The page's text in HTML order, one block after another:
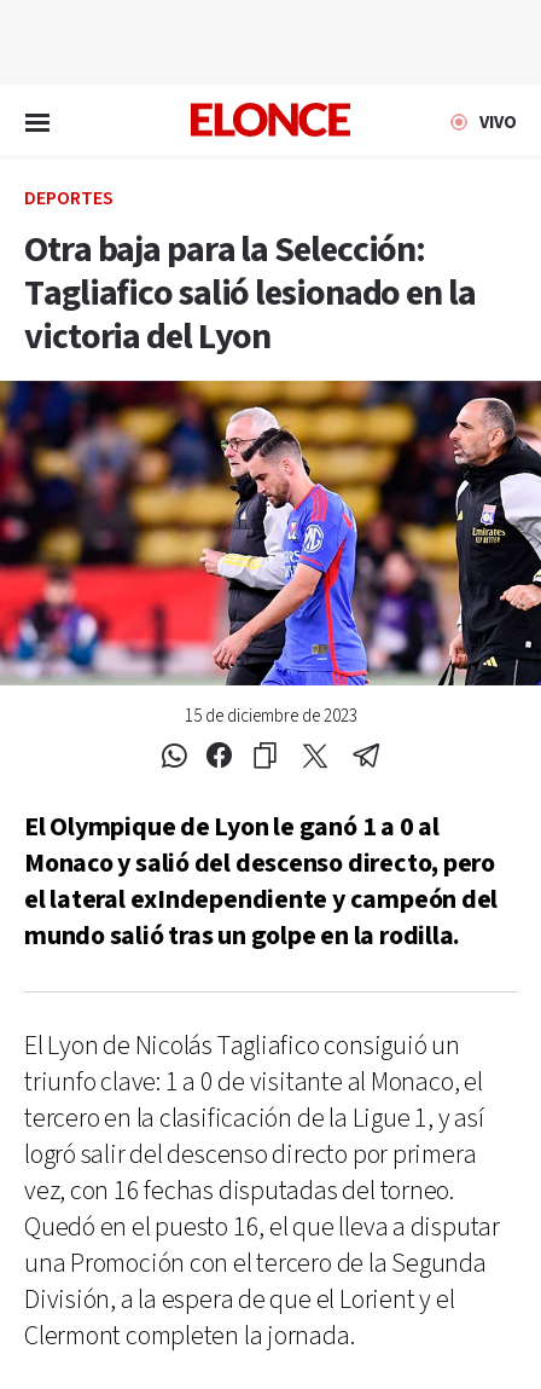
VIVO
DEPORTES
Otra baja para la Selección:
Tagliafico salió lesionado en la
victoria del Lyon
15 de diciembre de 2023
El Olympique de Lyon le ganó 1 a 0 al
Monaco y salió del descenso directo, pero
el lateral exIndependiente y campeón del
mundo salió tras un golpe en la rodilla.
El Lyon de Nicolás Tagliafico consiguió un
triunfo clave: 1 a 0 de visitante al Monaco, el
tercero en la clasificación de la Ligue 1, y así
logró salir del descenso directo por primera
vez, con 16 fechas disputadas del torneo.
Quedó en el puesto 16, el que lleva a disputar
una Promoción con el tercero de la Segunda
División, a la espera de que el Lorient y el
Clermont completen la jornada.